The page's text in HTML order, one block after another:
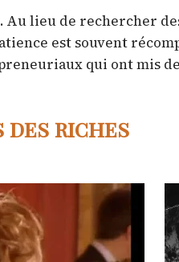
lieu de rechercher
est souvent
qui ont mis
des riches